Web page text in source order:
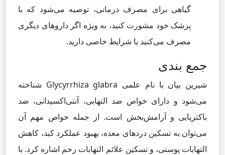
گیاهی برای مصرف درمانی، توصیه می‌شود که با
پزشک خود مشورت کنید، به ویژه اگر داروهای دیگری
مصرف می‌کنید یا شرایط خاصی دارید.
جمع بندی
شیرین بیان با نام علمی Glycyrrhiza glabra شناخته
می‌شود و دارای خواص ضد التهابی، آنتی‌اکسیدانی، ضد
باکتریایی و آرامش‌بخش است. از جمله خواص مهم آن
می‌توان به تسکین دردهای معده، بهبود عملکرد کبد، کاهش
التهابات پوستی، و تسکین علائم التهابات رحم اشاره کرد. با